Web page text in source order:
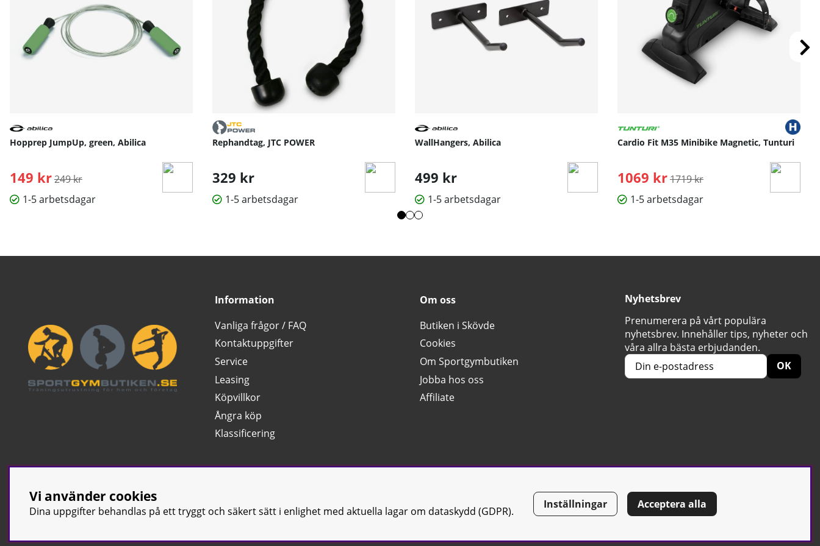
Hopprep JumpUp, green, Abilica
149 kr Ordinarie pris:
249 kr
1-5 arbetsdagar
Rephandtag, JTC POWER
329 kr
1-5 arbetsdagar
WallHangers, Abilica
499 kr
1-5 arbetsdagar
Cardio Fit M35 Minibike Magnetic, Tunturi
1069 kr Ordinarie pris:
1719 kr
1-5 arbetsdagar
Information
Vanliga frågor / FAQ
Kontaktuppgifter
Service
Leasing
Köpvillkor
Ångra köp
Klassificering
Om oss
Butiken i Skövde
Cookies
Om Sportgymbutiken
Jobba hos oss
Affiliate
Nyhetsbrev
Prenumerera på vårt populära
nyhetsbrev. Innehåller tips, nyheter och
våra allra bästa erbjudanden.
OK
© Sport & Gym Butiken JTC AB |Kontakta oss| All rights reserved | Org.nr: 556668-7058 | Tel: 0500-42 87 00
Vi använder cookies
Dina uppgifter behandlas på ett tryggt och säkert sätt i enlighet med aktuella lagar om dataskydd (GDPR).
Inställningar Acceptera alla